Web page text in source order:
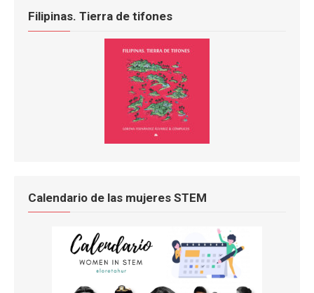
Filipinas. Tierra de tifones
Calendario de las mujeres STEM